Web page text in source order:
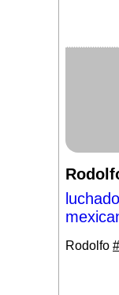
Rodolfo